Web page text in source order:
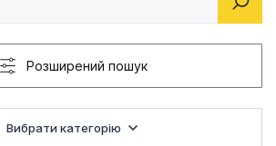
Розширений пошук
Вибрати категорію